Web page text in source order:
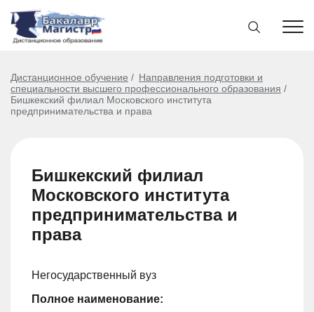
Дистанционное обучение
Направления подготовки и
специальности высшего профессионального образования
Бишкекский филиал Московского института
предпринимательства и права
Бишкекский филиал
Московского института
предпринимательства и
права
Негосударственный вуз
Полное наименование: